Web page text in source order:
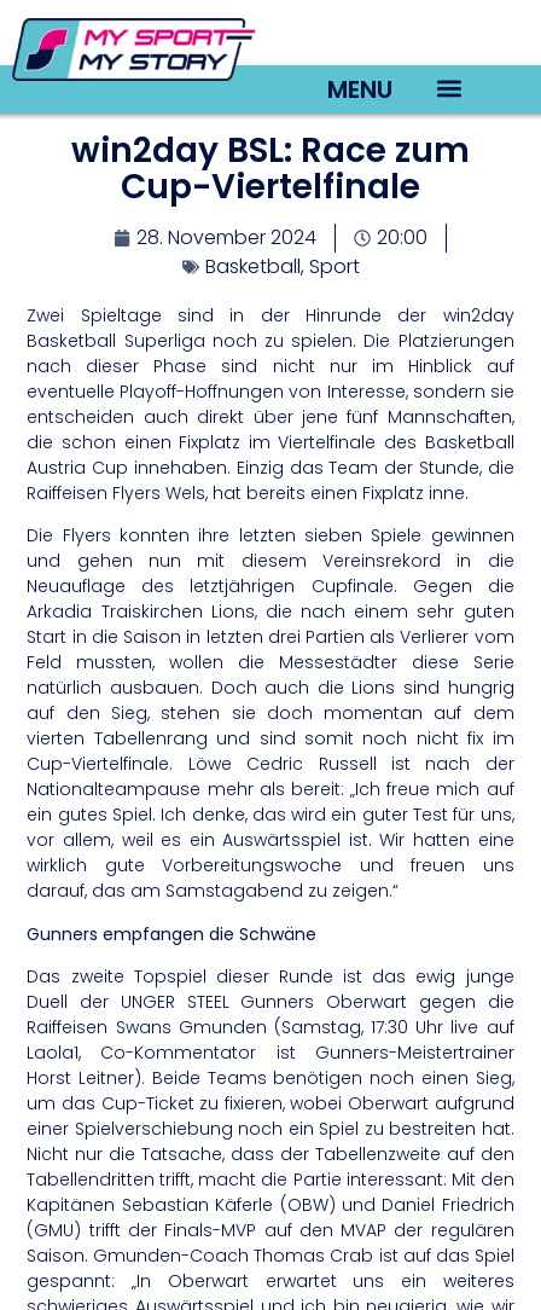
MENU
win2day BSL: Race zum
Cup-Viertelfinale
28. November 2024
20:00
Basketball,Sport
Zwei Spieltage sind in der Hinrunde der win2day
Basketball Superliga noch zu spielen. Die Platzierungen
nach dieser Phase sind nicht nur im Hinblick auf
eventuelle Playoff-Hoffnungen von Interesse, sondern sie
entscheiden auch direkt über jene fünf Mannschaften,
die schon einen Fixplatz im Viertelfinale des Basketball
Austria Cup innehaben. Einzig das Team der Stunde, die
Raiffeisen Flyers Wels, hat bereits einen Fixplatz inne.
Die Flyers konnten ihre letzten sieben Spiele gewinnen
und gehen nun mit diesem Vereinsrekord in die
Neuauflage des letztjährigen Cupfinale. Gegen die
Arkadia Traiskirchen Lions, die nach einem sehr guten
Start in die Saison in letzten drei Partien als Verlierer vom
Feld mussten, wollen die Messestädter diese Serie
natürlich ausbauen. Doch auch die Lions sind hungrig
auf den Sieg, stehen sie doch momentan auf dem
vierten Tabellenrang und sind somit noch nicht fix im
Cup-Viertelfinale. Löwe Cedric Russell ist nach der
Nationalteampause mehr als bereit: „Ich freue mich auf
ein gutes Spiel. Ich denke, das wird ein guter Test für uns,
vor allem, weil es ein Auswärtsspiel ist. Wir hatten eine
wirklich gute Vorbereitungswoche und freuen uns
darauf, das am Samstagabend zu zeigen.“
Gunners empfangen die Schwäne
Das zweite Topspiel dieser Runde ist das ewig junge
Duell der UNGER STEEL Gunners Oberwart gegen die
Raiffeisen Swans Gmunden (Samstag, 17:30 Uhr live auf
Laola1, Co-Kommentator ist Gunners-Meistertrainer
Horst Leitner). Beide Teams benötigen noch einen Sieg,
um das Cup-Ticket zu fixieren, wobei Oberwart aufgrund
einer Spielverschiebung noch ein Spiel zu bestreiten hat.
Nicht nur die Tatsache, dass der Tabellenzweite auf den
Tabellendritten trifft, macht die Partie interessant: Mit den
Kapitänen Sebastian Käferle (OBW) und Daniel Friedrich
(GMU) trifft der Finals-MVP auf den MVAP der regulären
Saison. Gmunden-Coach Thomas Crab ist auf das Spiel
gespannt: „In Oberwart erwartet uns ein weiteres